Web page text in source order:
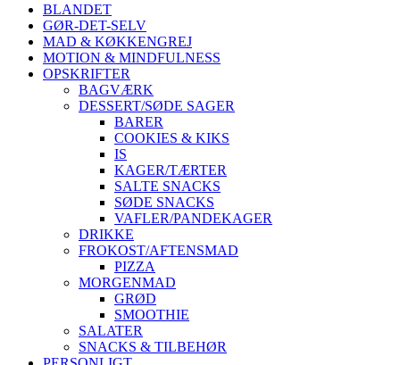
BLANDET
GØR-DET-SELV
MAD & KØKKENGREJ
MOTION & MINDFULNESS
OPSKRIFTER
BAGVÆRK
DESSERT/SØDE SAGER
BARER
COOKIES & KIKS
IS
KAGER/TÆRTER
SALTE SNACKS
SØDE SNACKS
VAFLER/PANDEKAGER
DRIKKE
FROKOST/AFTENSMAD
PIZZA
MORGENMAD
GRØD
SMOOTHIE
SALATER
SNACKS & TILBEHØR